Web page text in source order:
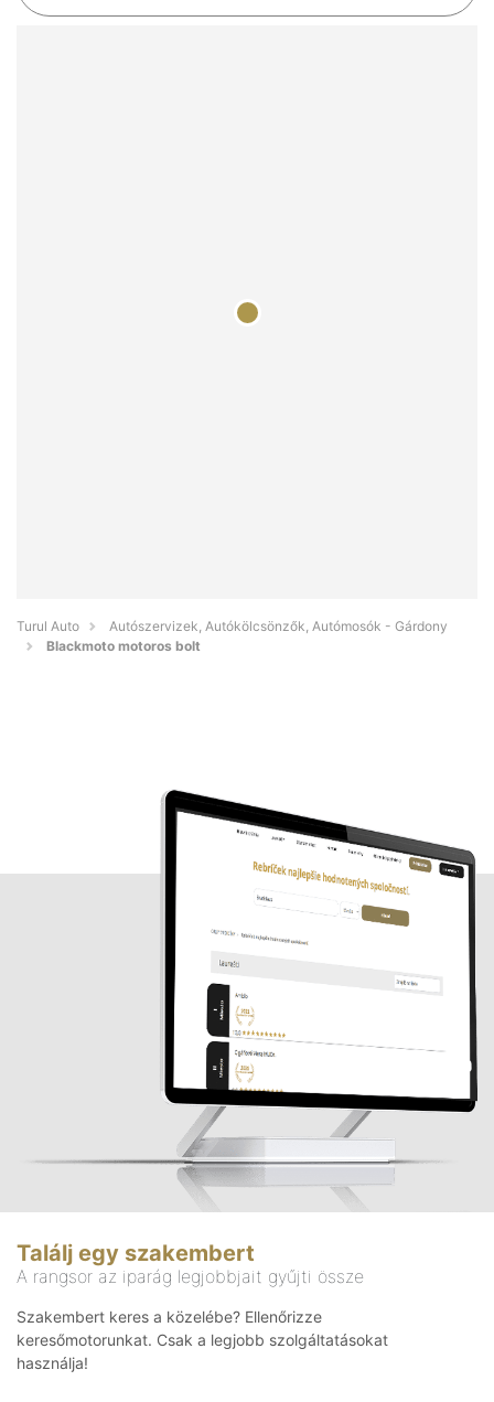
Turul Auto
Autószervizek, Autókölcsönzők, Autómosók - Gárdony
Blackmoto motoros bolt
Találj egy szakembert
A rangsor az iparág legjobbjait gyűjti össze
Szakembert keres a közelébe? Ellenőrizze
keresőmotorunkat. Csak a legjobb szolgáltatásokat
használja!